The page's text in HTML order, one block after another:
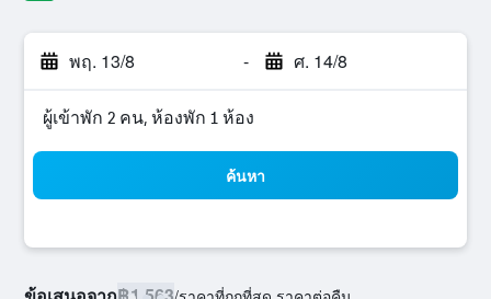
พฤ. 13/8 - ศ. 14/8
ผู้เข้าพัก 2 คน, ห้องพัก 1 ห้อง
ค้นหา